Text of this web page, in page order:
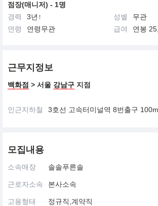
점장(매니저) - 1명
경력
3년↑ 성별
무관
연령
연령무관 급여 연봉
근무지정보
백화점 > 서울 강남구 지점
인근지하철 3호선 고속터미널역 8번출구
모집내용
소속매장 솔솔푸른솔
근로자소속 본사소속
고용형태 정규직,계약직